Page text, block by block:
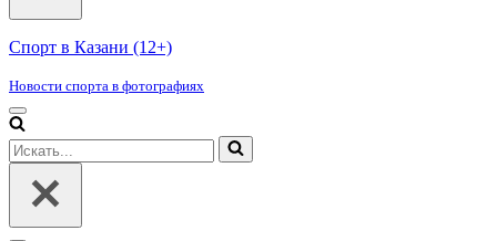
Спорт в Казани (12+)
Новости спорта в фотографиях
Меню
навигации
Искать...